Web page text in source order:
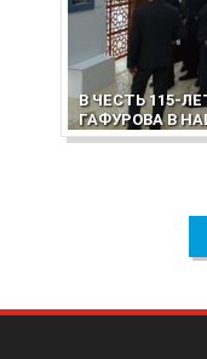
В ЧЕСТЬ 115-
ГАФУРОВА В